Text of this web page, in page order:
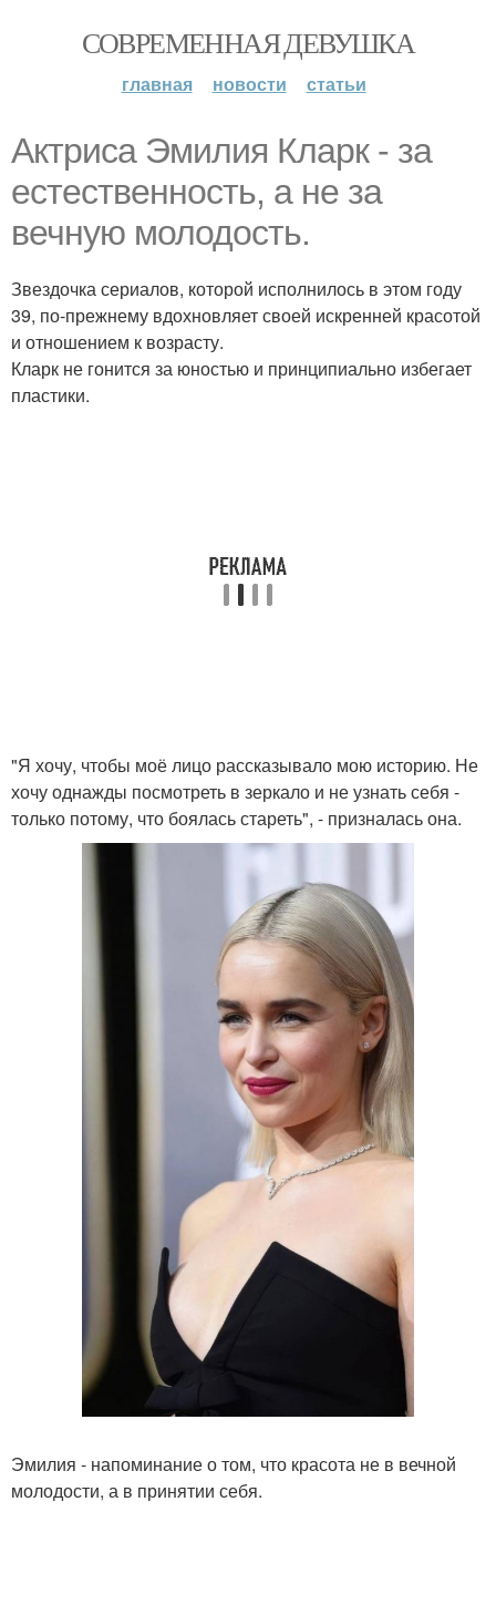
СОВРЕМЕННАЯ ДЕВУШКА
главная новости статьи
Актриса Эмилия Кларк - за
естественность, а не за
вечную молодость.
Звездочка сериалов, которой исполнилось в этом году
39, по-прежнему вдохновляет своей искренней красотой
и отношением к возрасту.
Кларк не гонится за юностью и принципиально избегает
пластики.
"Я хочу, чтобы моё лицо рассказывало мою историю. Не
хочу однажды посмотреть в зеркало и не узнать себя -
только потому, что боялась стареть", - призналась она.
Эмилия - напоминание о том, что красота не в вечной
молодости, а в принятии себя.